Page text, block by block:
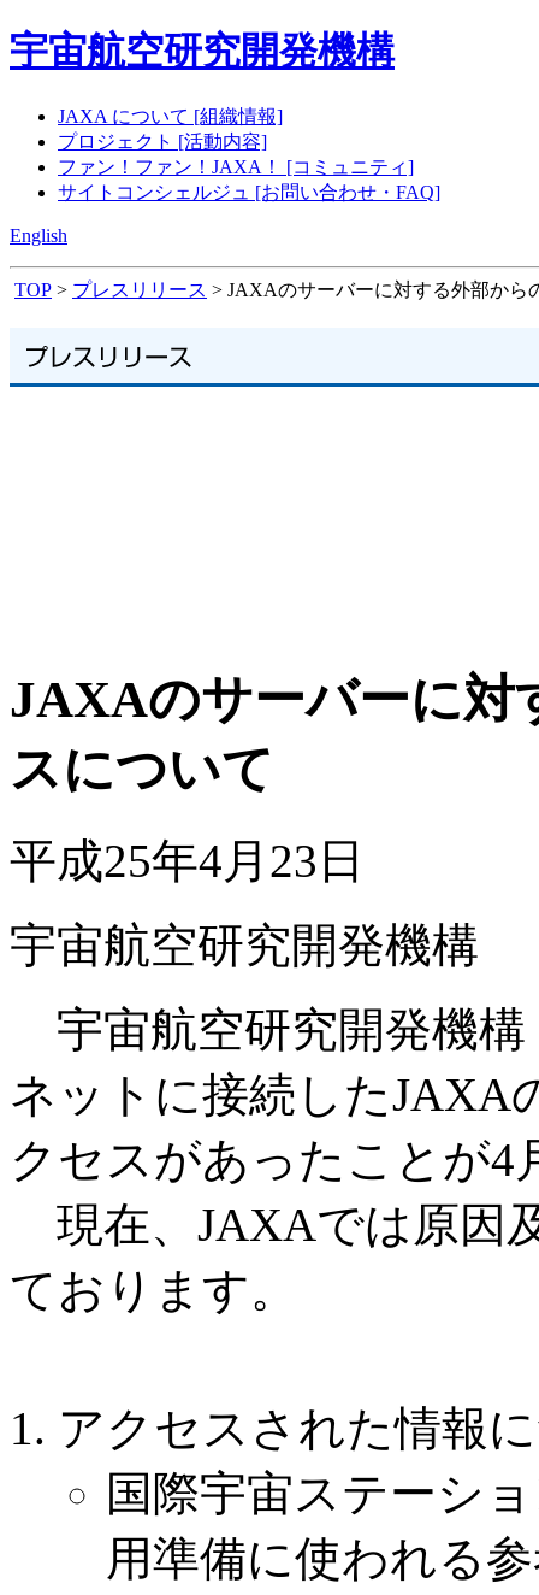
宇宙航空研究開発機構
JAXA について [組織情報]
プロジェクト [活動内容]
ファン！ファン！JAXA！ [コミュニティ]
サイトコンシェルジュ [お問い合わせ・FAQ]
English
TOP > プレスリリース > JAXAのサーバーに対する外部から
JAXAのサーバーに対
スについて
平成25年4月23日
宇宙航空研究開発機構
宇宙航空研究開発機
ネットに接続したJAXA
クセスがあったことが4
現在、JAXAでは原因
ております。
アクセスされた情報
国際宇宙ステーシ
用準備に使われる